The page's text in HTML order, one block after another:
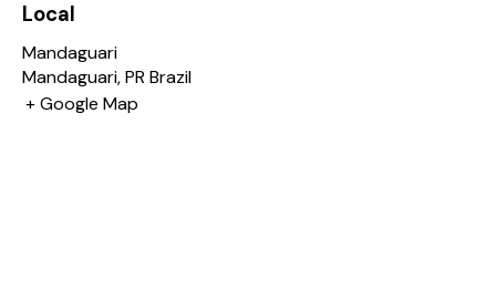
Local
Mandaguari
Mandaguari,PR Brazil
+ Google Map